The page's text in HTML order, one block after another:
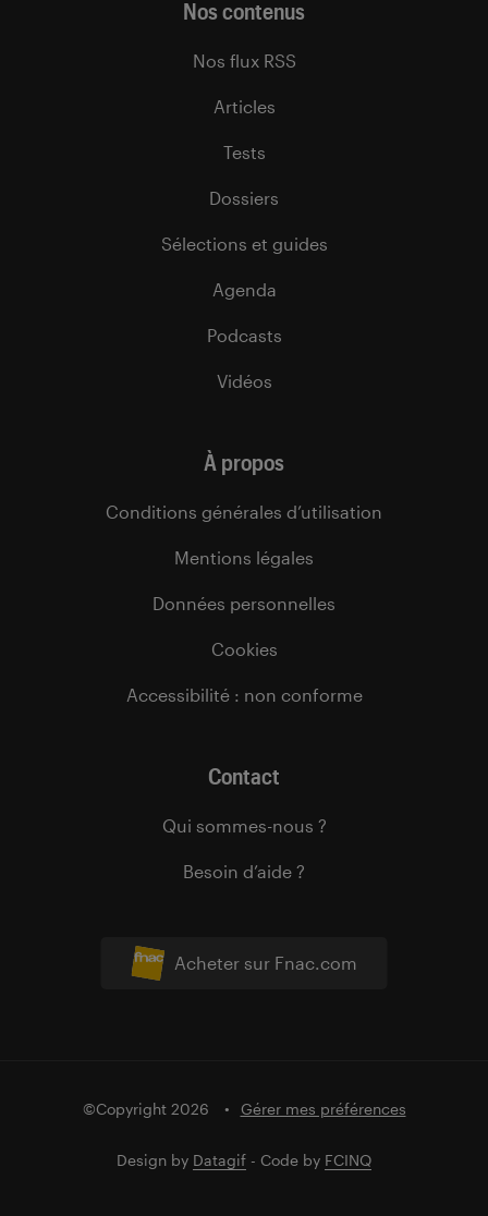
Acheter sur Fnac.com
Nos contenus
Nos flux RSS
Articles
Tests
Dossiers
Sélections et guides
Agenda
Podcasts
Vidéos
À propos
Conditions générales d’utilisation
Mentions légales
Données personnelles
Cookies
Accessibilité : non conforme
Contact
Qui sommes-nous ?
Besoin d’aide ?
©Copyright 2026 Gérer mes préférences
Design by Datagif - Code by FCINQ